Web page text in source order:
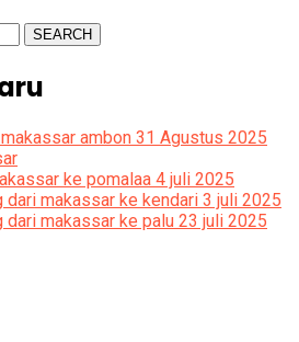
SEARCH
ambon 31 Agustus 2025
ke pomalaa 4 juli 2025
dari makassar ke kendari 3 juli 2025
dari makassar ke palu 23 juli 2025